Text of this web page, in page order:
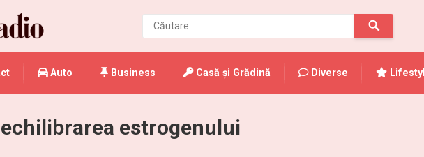
Auto Business Casă și Grădină Diverse
estrogenului